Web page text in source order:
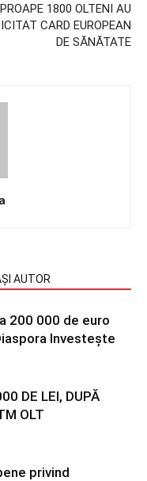
1800 OLTENI AU
CARD EUROPEAN
DE SĂNĂTATE
AUTOR
200 000 de euro
Investește
DE LEI, DUPĂ
OLT
privind